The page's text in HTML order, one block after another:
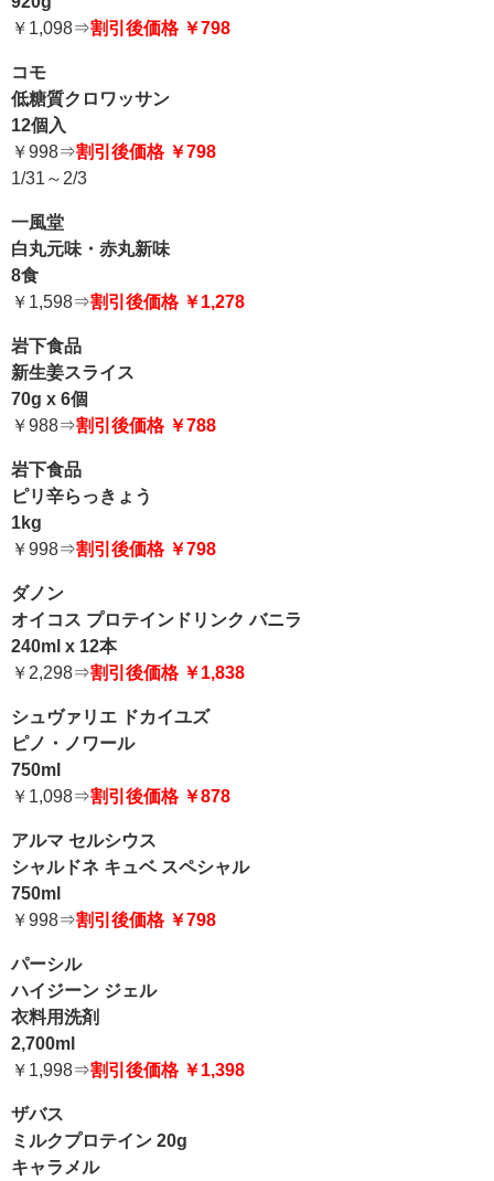
￥1,098⇒割引後価格 ￥798
コモ
低糖質クロワッサン
12個入
￥998⇒割引後価格 ￥798
1/31～2/3
一風堂
白丸元味・赤丸新味
8食
￥1,598⇒割引後価格 ￥1,278
岩下食品
新生姜スライス
70g x 6個
￥988⇒割引後価格 ￥788
岩下食品
ピリ辛らっきょう
1kg
￥998⇒割引後価格 ￥798
ダノン
オイコス プロテインドリンク バニラ
240ml x 12本
￥2,298⇒割引後価格 ￥1,838
シュヴァリエ ドカイユズ
ピノ・ノワール
750ml
￥1,098⇒割引後価格 ￥878
アルマ セルシウス
シャルドネ キュベ スペシャル
750ml
￥998⇒割引後価格 ￥798
パーシル
ハイジーン ジェル
衣料用洗剤
2,700ml
￥1,998⇒割引後価格 ￥1,398
ザバス
ミルクプロテイン 20g
キャラメル